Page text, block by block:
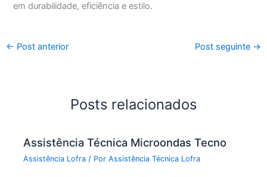
em durabilidade, eficiência e estilo.
← Post anterior Post seguinte →
Posts relacionados
Assistência Técnica Microondas Tecno
Assistência Lofra / PorAssistência Técnica Lofra